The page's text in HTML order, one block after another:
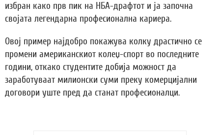
избран како прв пик на НБА-драфтот и ја започна
својата легендарна професионална кариера.
Овој пример најдобро покажува колку драстично се
промени американскиот колеџ-спорт во последните
години, откако студентите добија можност да
заработуваат милионски суми преку комерцијални
договори уште пред да станат професионалци.